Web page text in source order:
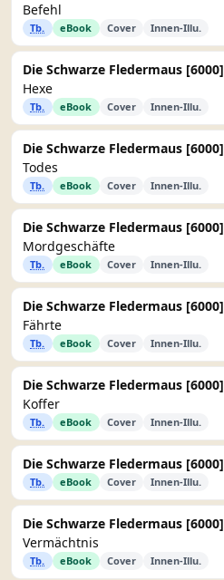
Befehl
Tb. eBook Cover Innen-Illu.
Die Schwarze Fledermaus [6000]
Hexe
Tb. eBook Cover Innen-Illu.
Die Schwarze Fledermaus [6000]
Todes
Tb. eBook Cover Innen-Illu.
Die Schwarze Fledermaus [6000]
Mordgeschäfte
Tb. eBook Cover Innen-Illu.
Die Schwarze Fledermaus [6000]
Fährte
Tb. eBook Cover Innen-Illu.
Die Schwarze Fledermaus [6000]
Koffer
Tb. eBook Cover Innen-Illu.
Die Schwarze Fledermaus [6000]
Tb. eBook Cover Innen-Illu.
Die Schwarze Fledermaus [6000]
Vermächtnis
Tb. eBook Cover Innen-Illu.